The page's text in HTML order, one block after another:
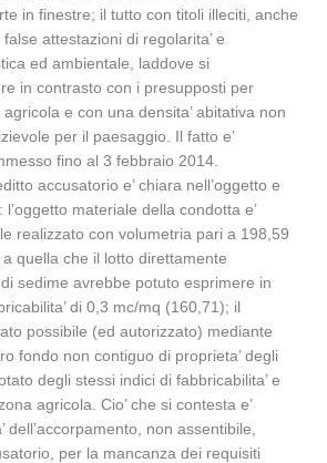
in finestre; il tutto con titoli illeciti, anche
attestazioni di regolarita’ e
ed ambientale, laddove si
in contrasto con i presupposti per
agricola e con una densita’ abitativa non
per il paesaggio. Il fatto e’
fino al 3 febbraio 2014.
accusatorio e’ chiara nell’oggetto e
materiale della condotta e’
realizzato con volumetria pari a 198,59
quella che il lotto direttamente
sedime avrebbe potuto esprimere in
di 0,3 mc/mq (160,71); il
possibile (ed autorizzato) mediante
fondo non contiguo di proprieta’ degli
degli stessi indici di fabbricabilita’ e
agricola. Cio’ che si contesta e’
dell’accorpamento, non assentibile,
per la mancanza dei requisiti